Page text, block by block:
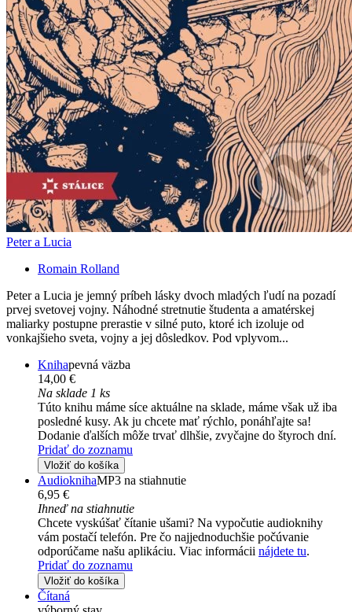
Peter a Lucia
Romain Rolland
Peter a Lucia je jemný príbeh lásky dvoch mladých ľudí na pozadí
prvej svetovej vojny. Náhodné stretnutie študenta a amatérskej
maliarky postupne prerastie v silné puto, ktoré ich izoluje od
vonkajšieho sveta, vojny a jej dôsledkov. Pod vplyvom...
Knihapevná väzba
14,00 €
Na sklade 1 ks
Túto knihu máme síce aktuálne na sklade, máme však už iba
posledné kusy. Ak ju chcete mať rýchlo, ponáhľajte sa!
Dodanie ďalších môže trvať dlhšie, zvyčajne do štyroch dní.
Pridať do zoznamu
Vložiť do košíka
AudioknihaMP3 na stiahnutie
6,95 €
Ihneď na stiahnutie
Chcete vyskúšať čítanie ušami? Na vypočutie audioknihy
vám postačí telefón. Pre čo najjednoduchšie počúvanie
odporúčame našu aplikáciu. Viac informácii nájdete tu.
Pridať do zoznamu
Vložiť do košíka
Čítaná